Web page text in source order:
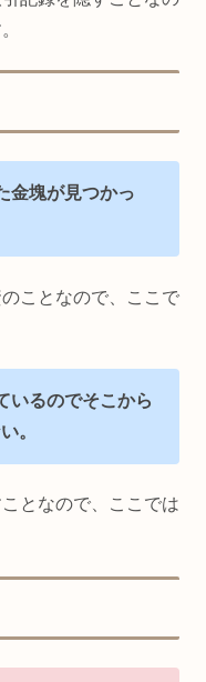
金塊が見つかっ
ことなので、ここで
いるのでそこから
。
となので、ここでは